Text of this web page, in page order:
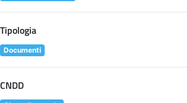
Tipologia
Documenti
CNDD